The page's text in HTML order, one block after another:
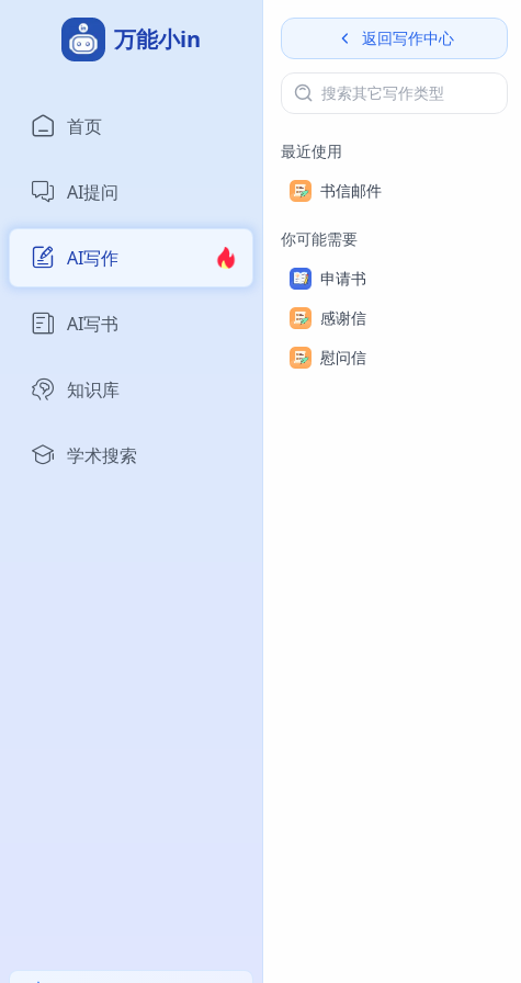
万能小in
首页
AI提问
AI写作
AI写书
知识库
学术搜索
返回写作中心
最近使用
书信邮件
你可能需要
申请书
感谢信
慰问信